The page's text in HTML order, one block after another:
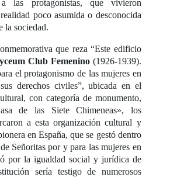
las protagonistas, que vivieron
poco asumida o desconocida
la sociedad.
que reza “Este edificio
Club Femenino(1926-1939).
el protagonismo de las mujeres en
derechos civiles”, ubicada en el
con categoría de monumento,
de las Siete Chimeneas», los
a esta organización cultural y
en España, que se gestó dentro
Señoritas por y para las mujeres en
por la igualdad social y jurídica de
sería testigo de numerosos